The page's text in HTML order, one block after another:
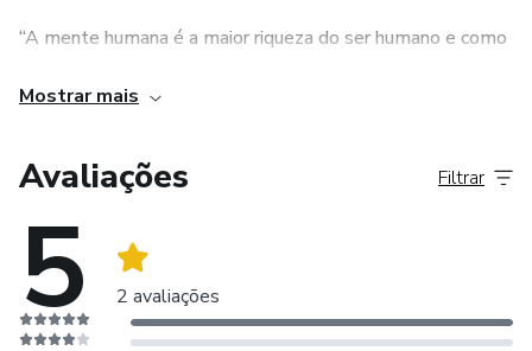
“A mente humana é a maior riqueza do ser humano e como
expansão fraterna.” – Samuel Correiah
Formação:
Sacerdote de Umbanda
Master PNL
Mostrar mais
Avaliações
5 2 avaliações
Filtrar